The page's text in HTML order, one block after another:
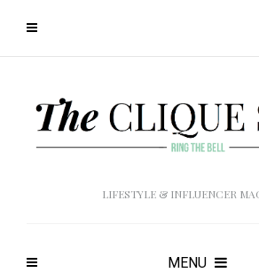
LIFESTYLE & INFLUENCER
MENU